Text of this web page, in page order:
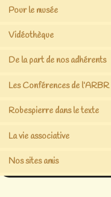
Pour le musée
Vidéothèque
De la part de nos adhérents
Les Conférences de l’ARBR
Robespierre dans le texte
La vie associative
Nos sites amis